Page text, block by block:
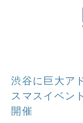
渋谷に巨大ア
スマスイベン
開催